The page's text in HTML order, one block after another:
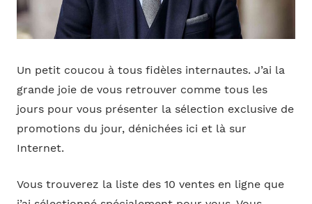
Un petit coucou à tous fidèles internautes. J’ai la
grande joie de vous retrouver comme tous les
jours pour vous présenter la sélection exclusive de
promotions du jour, dénichées ici et là sur
Internet.
Vous trouverez la liste des 10 ventes en ligne que